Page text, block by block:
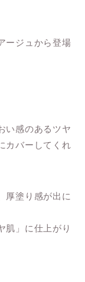
ージュから登場
い感のあるツヤ
カバーしてくれ
厚塗り感が出に
肌」に仕上がり